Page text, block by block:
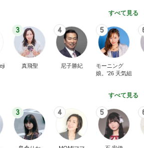
すべて見る
3
真飛聖
4
尼子勝紀
5
モーニング
娘。'26 天気組
すべて見る
3 4 5